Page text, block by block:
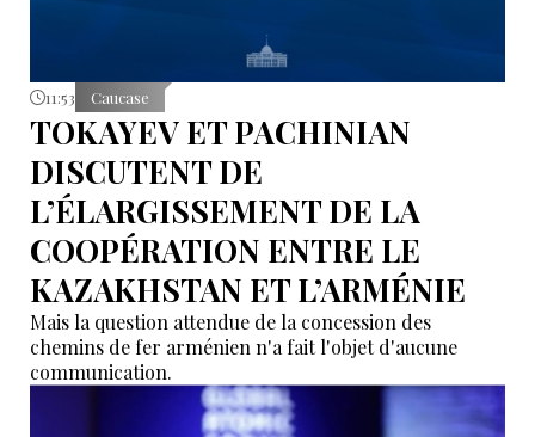
11:53 Caucase
TOKAYEV ET PACHINIAN
DISCUTENT DE
L’ÉLARGISSEMENT DE LA
COOPÉRATION ENTRE LE
KAZAKHSTAN ET L’ARMÉNIE
Mais la question attendue de la concession des
chemins de fer arménien n'a fait l'objet d'aucune
communication.